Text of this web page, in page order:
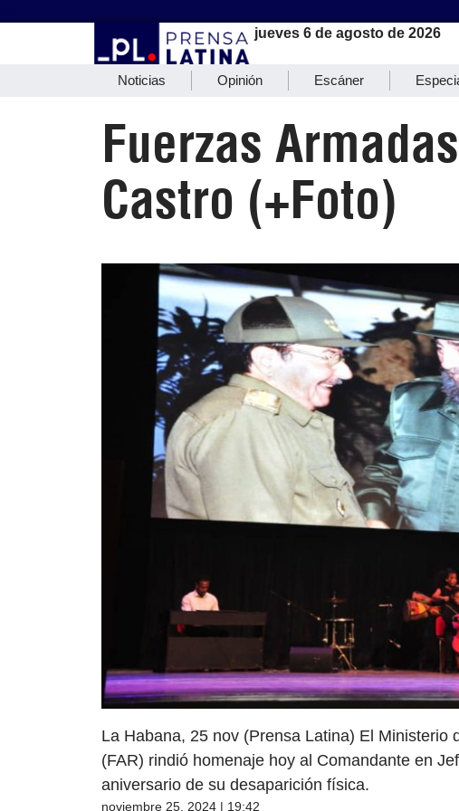
jueves 6 de agosto de 2026
Noticias Opinión Escáner
Fuerzas
Castro (+Foto)
La Habana, 25 nov (Prensa Latina) El Ministerio
(FAR) rindió homenaje hoy al Comandante en
aniversario de su desaparición física.
noviembre 25, 2024 | 19:42